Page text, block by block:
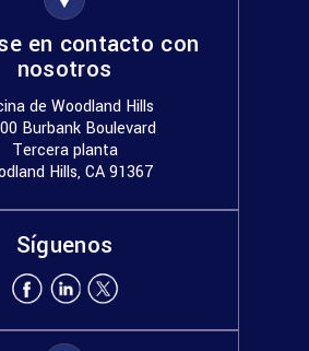
en contacto con
nosotros
de Woodland Hills
Burbank Boulevard
Tercera planta
Hills, CA 91367
Síguenos